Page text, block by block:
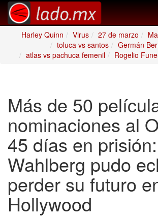
Harley Quinn
Virus 27 de marzo
toluca vs santos
Germán
atlas vs pachuca femenil
Rogelio
Más de 50
nominaciones al
45 días en
Wahlberg pudo
perder su futuro
Hollywood